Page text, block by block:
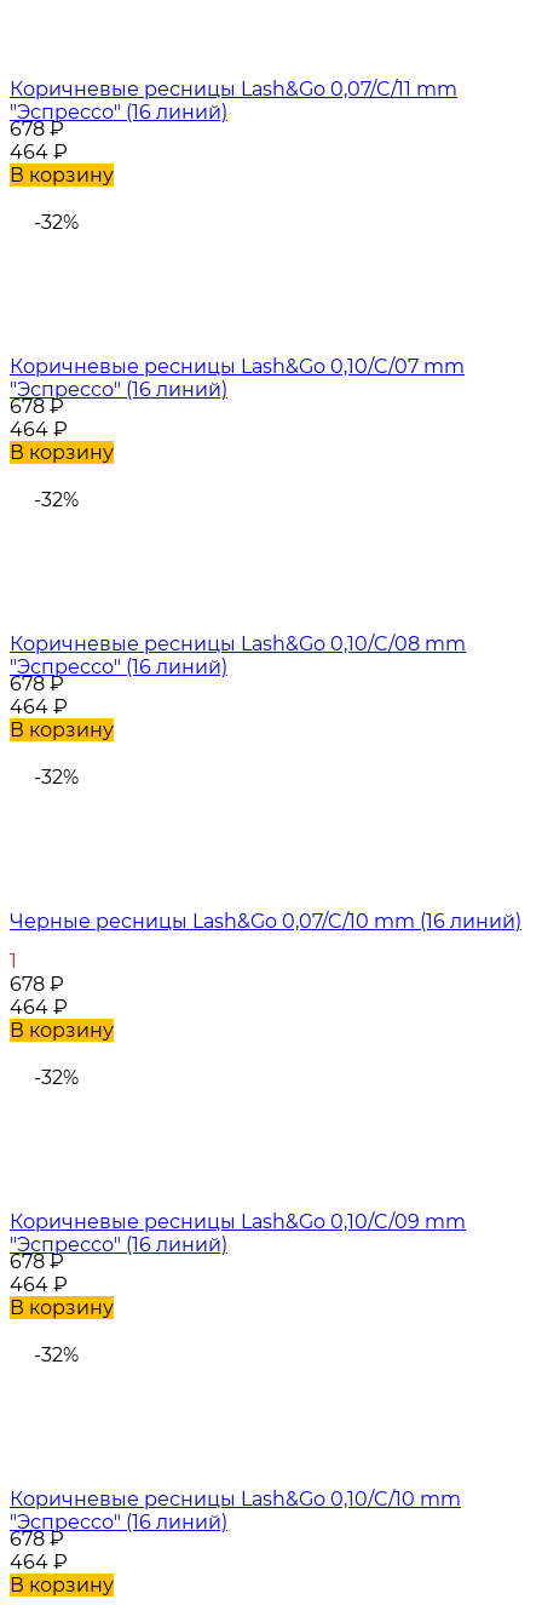
Коричневые ресницы Lash&Go 0,07/C/11 mm
"Эспрессо" (16 линий)
678₽
464 ₽
В корзину
-32%
Коричневые ресницы Lash&Go 0,10/C/07 mm
"Эспрессо" (16 линий)
678₽
464 ₽
В корзину
-32%
Коричневые ресницы Lash&Go 0,10/C/08 mm
"Эспрессо" (16 линий)
678₽
464 ₽
В корзину
-32%
Черные ресницы Lash&Go 0,07/C/10 mm (16 линий)
1
678 ₽
464 ₽
В корзину
-32%
Коричневые ресницы Lash&Go 0,10/C/09 mm
"Эспрессо" (16 линий)
678₽
464 ₽
В корзину
-32%
Коричневые ресницы Lash&Go 0,10/C/10 mm
"Эспрессо" (16 линий)
678₽
464 ₽
В корзину